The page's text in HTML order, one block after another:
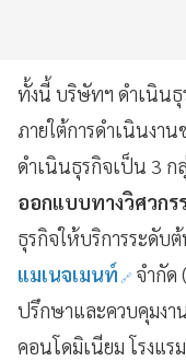
ทั้งนี้ บริษัทฯ ดำเนิน
ภายใต้การดำเนินงา
ดำเนินธุรกิจเป็น 3 ก
ออกแบบทางวิศวกร
ธุรกิจให้บริการระดับ
แมเนจเมนท์ จำกัด
ปรึกษาและควบคุมงา
คอนโดมิเนียม โรงแร